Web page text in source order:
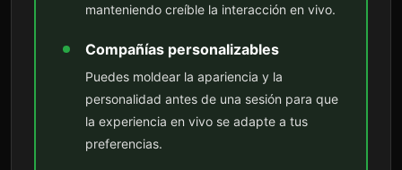
manteniendo creíble la interacción en vivo.
Compañías personalizables
Puedes moldear la apariencia y la
personalidad antes de una sesión para que
la experiencia en vivo se adapte a tus
preferencias.